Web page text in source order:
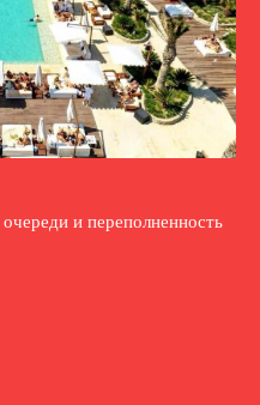
и переполненность